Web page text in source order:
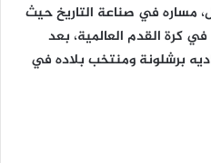
مساره في صناعة التاريخ حيث
كرة القدم العالمية، بعد
برشلونة ومنتخب بلاده في